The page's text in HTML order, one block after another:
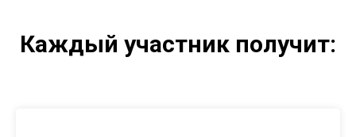
Каждый участник получит: